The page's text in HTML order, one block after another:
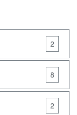
2
8
2